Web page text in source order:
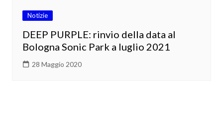
Notizie
DEEP PURPLE: rinvio della data al
Bologna Sonic Park a luglio 2021
28 Maggio 2020